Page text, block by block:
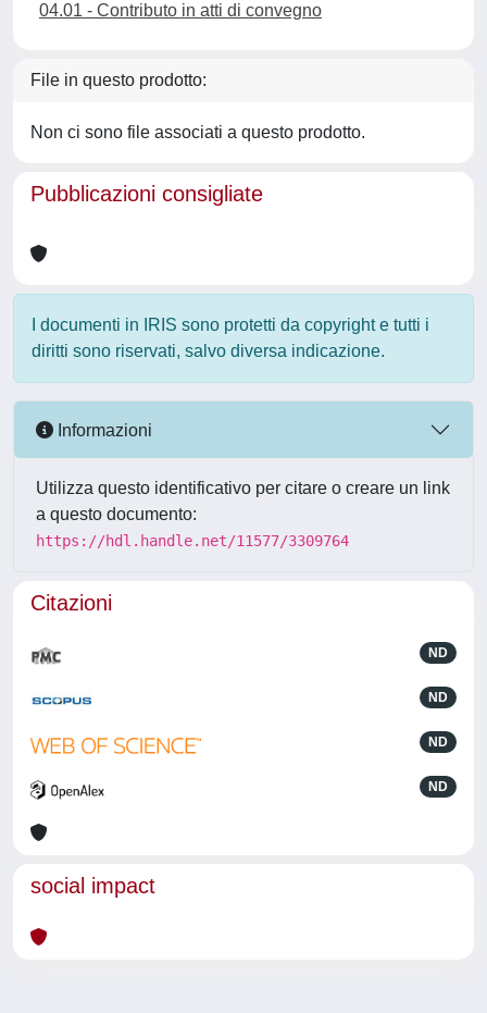
04.01 - Contributo in atti di convegno
File in questo prodotto:
Non ci sono file associati a questo prodotto.
Pubblicazioni consigliate
I documenti in IRIS sono protetti da copyright e tutti i
diritti sono riservati, salvo diversa indicazione.
Informazioni
Utilizza questo identificativo per citare o creare un link
a questo documento:
https://hdl.handle.net/11577/3309764
Citazioni
ND
ND
ND
ND
social impact